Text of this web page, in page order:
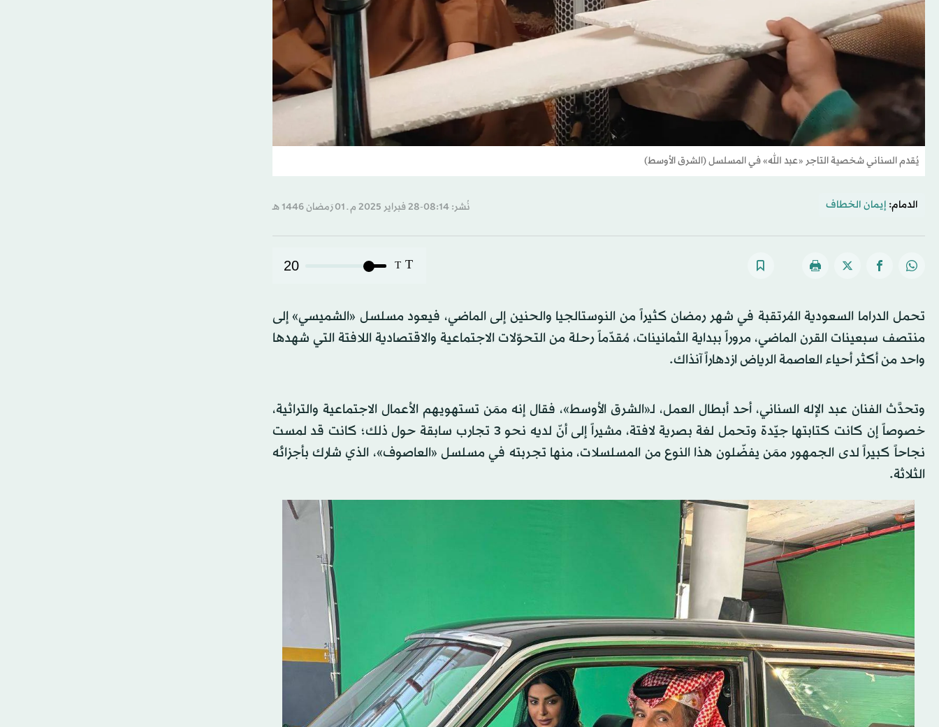
يُقدم السناني شخصية التاجر «عبد الله» في المسلسل (الشرق الأوسط)
الدمام: إيمان الخطاف نُشر: 08:14-28 فبراير 2025 م ـ 01 رَمضان 1446 هـ
T
T
20
تحمل الدراما السعودية المُرتقبة في شهر رمضان كثيراً من النوستالجيا والحنين إلى الماضي، فيعود مسلسل «الشميسي» إلى
منتصف سبعينات القرن الماضي، مروراً ببداية الثمانينات، مُقدّماً رحلة من التحوّلات الاجتماعية والاقتصادية اللافتة التي شهدها
واحد من أكثر أحياء العاصمة الرياض ازدهاراً آنذاك.
وتحدَّث الفنان عبد الإله السناني، أحد أبطال العمل، لـ«الشرق الأوسط»، فقال إنه ممَن تستهويهم الأعمال الاجتماعية والتراثية،
خصوصاً إن كانت كتابتها جيّدة وتحمل لغة بصرية لافتة، مشيراً إلى أنّ لديه نحو 3 تجارب سابقة حول ذلك؛ كانت قد لمست
نجاحاً كبيراً لدى الجمهور ممَن يفضّلون هذا النوع من المسلسلات، منها تجربته في مسلسل «العاصوف»، الذي شارك بأجزائه
الثلاثة.